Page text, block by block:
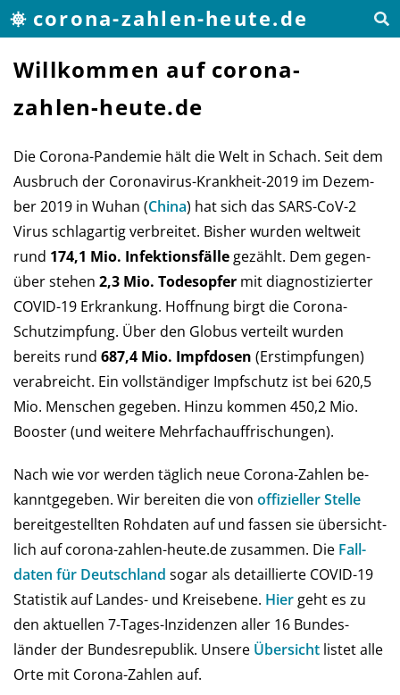
corona-zahlen-heute.de
Willkommen auf corona-
zahlen-heute.de
Die Corona-Pandemie hält die Welt in Schach. Seit dem
Aus­bruch der Corona­virus-Krank­heit-2019 im Dezem­
ber 2019 in Wuhan (China) hat sich das SARS-CoV-2
Virus schlag­ar­tig ver­brei­tet. Bis­her wur­den welt­weit
rund 174,1 Mio. Infek­tions­fälle ge­zählt. Dem gegen­
über ste­hen 2,3 Mio. Todes­opfer mit diag­nos­ti­zier­ter
COVID-19 Er­kran­kung. Hoff­nung birgt die Corona-
Schutz­imp­fung. Über den Glo­bus verteilt wur­den
bereits rund 687,4 Mio. Impf­do­sen (Erst­impfun­gen)
ver­ab­reicht. Ein voll­stän­di­ger Impf­schutz ist bei 620,5
Mio. Men­schen ge­ge­ben. Hin­zu kom­men 450,2 Mio.
Boos­ter (und wei­tere Mehr­fach­auf­frischungen).
Nach wie vor werden täg­lich neue Corona-Zahlen be­
kannt­ge­ge­ben. Wir be­rei­ten die von offi­ziel­ler Stelle
bereit­ge­stell­ten Roh­daten auf und fas­sen sie über­sicht­
lich auf corona-zahlen-heute.de zu­sam­men. Die Fall­
daten für Deutsch­land so­gar als detail­lierte COVID-19
Sta­tis­tik auf Landes- und Kreis­ebene. Hier geht es zu
den aktu­el­len 7-Tages-Inzi­den­zen aller 16 Bundes­
länder der Bundes­republik. Unsere Über­sicht lis­tet alle
Orte mit Corona-Zahlen auf.